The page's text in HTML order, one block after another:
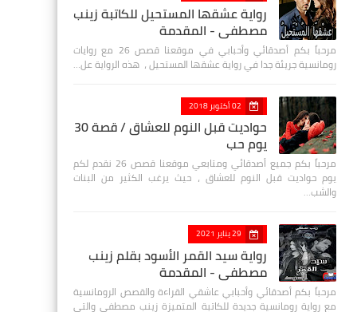
رواية عشقها المستحيل للكاتبة زينب
مصطفي - المقدمة
مرحباً بكم أصدقائي وأحبابي في موقعنا قصص 26 مع روايات
رومانسية جريئة جدا في رواية عشقها المستحيل ، هذه الرواية عل…
02 أكتوبر 2018
حواديت قبل النوم للعشاق / قصة 30
يوم حب
مرحباً بكم جميع أصدقائي ومتابعي موقعنا قصص 26 نقدم لكم
يوم حواديت قبل النوم للعشاق ، حيث يرغب الكثير من البنات
والشب…
29 يناير 2021
رواية سيد القمر الأسود بقلم زينب
مصطفي - المقدمة
مرحباً بكم أصدقائي وأحبابي عاشقي القراءة والقصص الرومانسية
مع رواية رومانسية جديدة للكاتبة المتميزة زينب مصطفى والتي